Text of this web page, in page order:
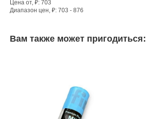
Цена от, ₽: 703
Диапазон цен, ₽: 703 - 876
Вам также может пригодиться: